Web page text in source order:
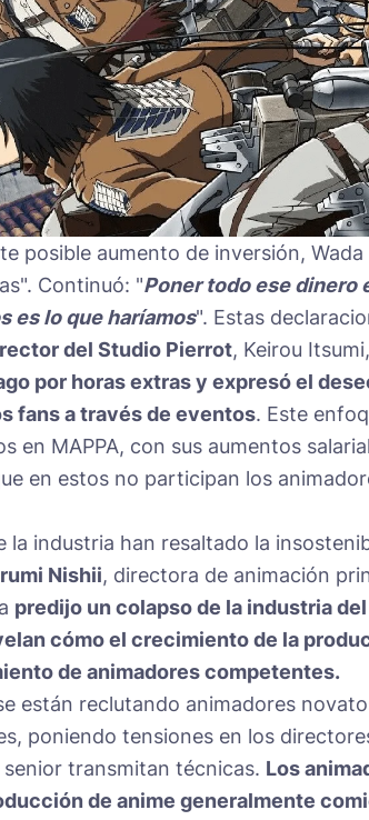
posible aumento de inversión,
Continuó: "Poner todo ese dinero
es lo que haríamos". Estas
del Studio Pierrot, Keirou
por horas extras y expresó el
fans a través de eventos. Este
en MAPPA, con sus aumentos
en estos no participan los
industria han resaltado la
Nishii, directora de animación
predijo un colapso de la industria
cómo el crecimiento de la
de animadores competentes.
están reclutando animadores
poniendo tensiones en los
transmitan técnicas. Los
de anime generalmente